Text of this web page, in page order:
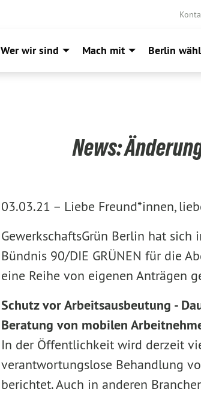
Wer wir sind Mach mit Berlin
News:
03.03.21 – Liebe Freund*innen,
GewerkschaftsGrün Berlin hat
Bündnis 90/DIE GRÜNEN für die
eine Reihe von eigenen Anträgen
Schutz vor Arbeitsausbeutung -
Beratung von mobilen
In der Öffentlichkeit wird derzeit
verantwortungslose Behandlung
berichtet. Auch in anderen